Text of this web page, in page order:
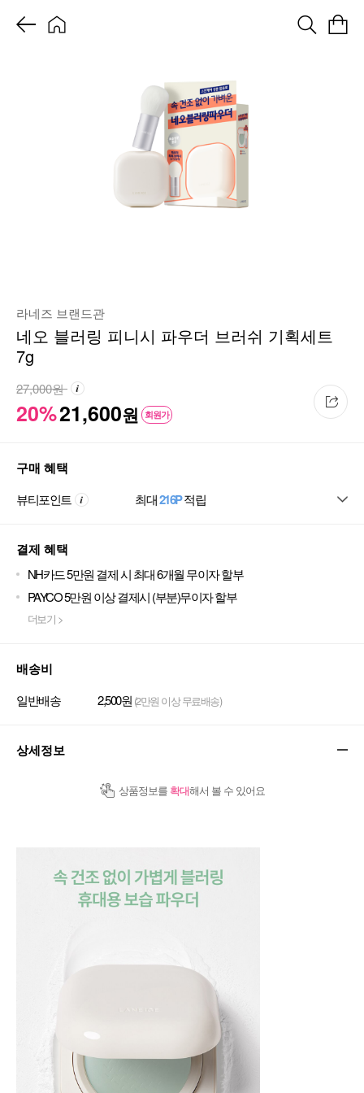
라네즈 브랜드관
네오 블러링 피니시 파우더 브러쉬 기획세트
7g
20%21,600원 회원가
27,000원
구매 혜택
뷰티포인트 최대216P적립
결제 혜택
NH카드 5만원 결제 시 최대 6개월 무이자 할부
PAYCO 5만원 이상 결제시 (부분)무이자 할부
더보기 >
배송비
일반배송 2,500원 (2만원 이상 무료배송)
상세정보
상품정보를 확대해서 볼 수 있어요